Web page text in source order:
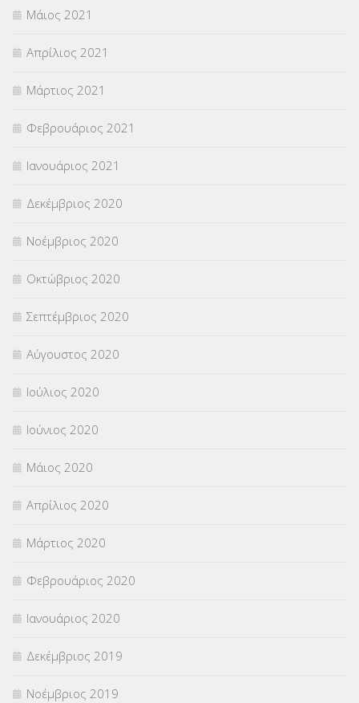
Μάιος 2021
Απρίλιος 2021
Μάρτιος 2021
Φεβρουάριος 2021
Ιανουάριος 2021
Δεκέμβριος 2020
Νοέμβριος 2020
Οκτώβριος 2020
Σεπτέμβριος 2020
Αύγουστος 2020
Ιούλιος 2020
Ιούνιος 2020
Μάιος 2020
Απρίλιος 2020
Μάρτιος 2020
Φεβρουάριος 2020
Ιανουάριος 2020
Δεκέμβριος 2019
Νοέμβριος 2019